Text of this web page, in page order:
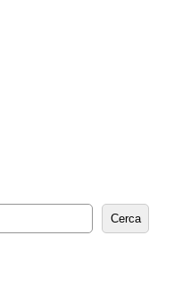
Cerca